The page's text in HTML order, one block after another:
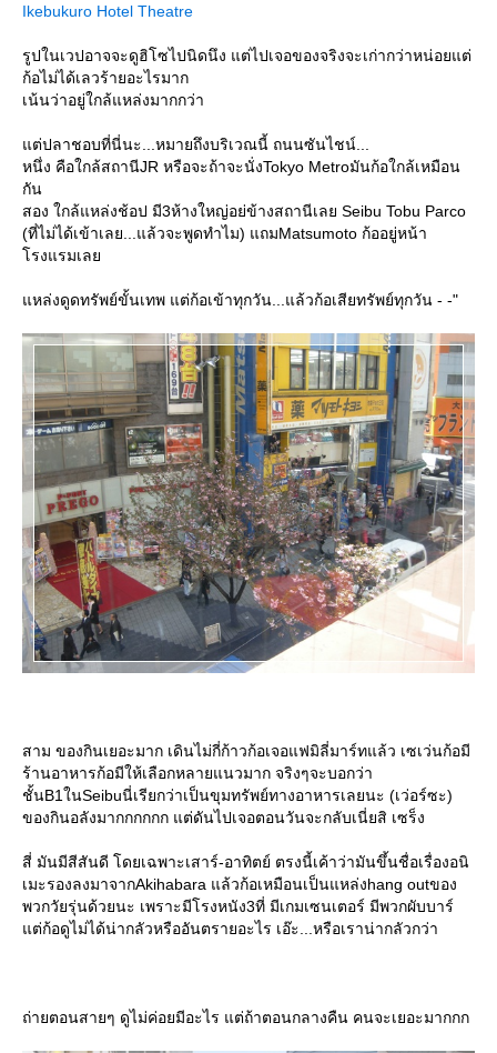
Ikebukuro Hotel Theatre
รูปในเวปอาจจะดูฮิโซไปนิดนึง แต่ไปเจอของจริงจะเก่ากว่าหน่อยแต่
ก้อไม่ได้เลวร้ายอะไรมาก
เน้นว่าอยู่ใกล้แหล่งมากกว่า
ต่ปลาชอบที่นี่นะ...หมายถึงบริเวณนี้ ถนนซันไชน์...
หนึ่ง คือใกล้สถานีJR หรือจะถ้าจะนั่งTokyo Metroมันก้อใกล้เหมือน
กัน
สอง ใกล้แหล่งช้อป มี3ห้างใหญ่อย่ข้างสถานีเลย Seibu Tobu Parco
(ที่ไม่ได้เข้าเลย...แล้วจะพูดทำไม) แถมMatsumoto ก้ออยู่หน้า
รงแรมเล
หล่งดูดทรัพย์ขั้นเทพ แต่ก้อเข้าทุกวัน...แล้วก้อเสียทรัพย์ทุกวัน - -"
สาม ของกินเยอะมาก เดินไม่กี่ก้าวก้อเจอแฟมิลี่มาร์ทแล้ว เซเว่นก้อมี
ร้านอาหารก้อมีให้เลือกหลายแนวมาก จริงๆจะบอกว่า
ชั้นB1ในSeibuนี่เรียกว่าเป็นขุมทรัพย์ทางอาหารเลยนะ (เว่อร์ซะ)
ของกินอลังมากกกกกก แต่ดันไปเจอตอนวันจะกลับเนี่ยสิ เซร็ง
สี่ มันมีสีสันดี โดยเฉพาะเสาร์-อาทิตย์ ตรงนี้เค้าว่ามันขึ้นชื่อเรื่องอนิ
เมะรองลงมาจากAkihabara แล้วก้อเหมือนเป็นแหล่งhang outของ
พวกวัยรุ่นด้วยนะ เพราะมีโรงหนัง3ที่ มีเกมเซนเตอร์ มีพวกผับบาร์
ต่ก้อดูไม่ได้น่ากลัวหรืออันตรายอะไร เอ๊ะ...หรือเราน่ากลัวกว่า
ถ่ายตอนสายๆ ดูไม่ค่อยมีอะไร แต่ถ้าตอนกลางคืน คนจะเยอะมากกก